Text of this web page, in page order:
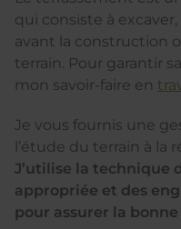
qui consiste à
avant la construction
terrain. Pour garantir
mon savoir-faire en
Je vous fournis une
l’étude du terrain à la
J’utilise la technique
appropriée et des
pour assurer la